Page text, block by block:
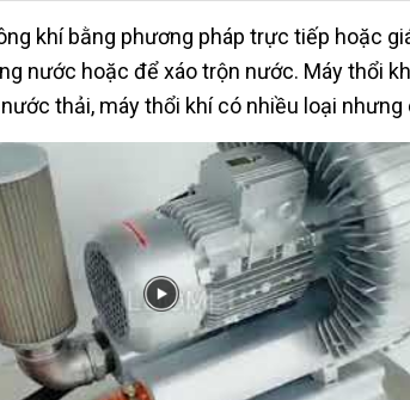
khí bằng phương pháp trực tiếp hoặc
nước hoặc để xáo trộn nước. Máy thổi
thải, máy thổi khí có nhiều loại nhưng